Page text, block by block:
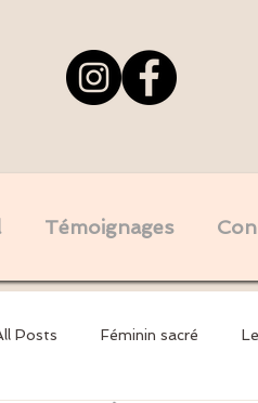
Témoignages
Posts Féminin sacré